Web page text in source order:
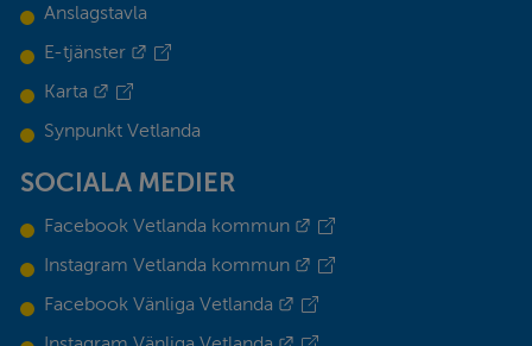
Anslagstavla
E-tjänster
Länk till annan webbplats.
Karta
Länk till annan webbplats.
Synpunkt Vetlanda
SOCIALA MEDIER
Facebook Vetlanda kommun
Länk till annan webbplats.
Instagram Vetlanda kommun
Länk till annan webbplats.
Facebook Vänliga Vetlanda
Länk till annan webbplats.